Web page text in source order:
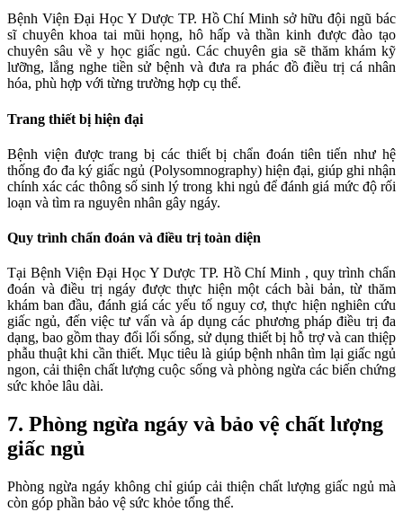
Bệnh Viện Đại Học Y Dược TP. Hồ Chí Minh sở hữu đội ngũ bác
sĩ chuyên khoa tai mũi họng, hô hấp và thần kinh được đào tạo
chuyên sâu về y học giấc ngủ. Các chuyên gia sẽ thăm khám kỹ
lưỡng, lắng nghe tiền sử bệnh và đưa ra phác đồ điều trị cá nhân
hóa, phù hợp với từng trường hợp cụ thể.
Trang thiết bị hiện đại
Bệnh viện được trang bị các thiết bị chẩn đoán tiên tiến như hệ
thống đo đa ký giấc ngủ (Polysomnography) hiện đại, giúp ghi nhận
chính xác các thông số sinh lý trong khi ngủ để đánh giá mức độ rối
loạn và tìm ra nguyên nhân gây ngáy.
Quy trình chẩn đoán và điều trị toàn diện
Tại Bệnh Viện Đại Học Y Dược TP. Hồ Chí Minh , quy trình chẩn
đoán và điều trị ngáy được thực hiện một cách bài bản, từ thăm
khám ban đầu, đánh giá các yếu tố nguy cơ, thực hiện nghiên cứu
giấc ngủ, đến việc tư vấn và áp dụng các phương pháp điều trị đa
dạng, bao gồm thay đổi lối sống, sử dụng thiết bị hỗ trợ và can thiệp
phẫu thuật khi cần thiết. Mục tiêu là giúp bệnh nhân tìm lại giấc ngủ
ngon, cải thiện chất lượng cuộc sống và phòng ngừa các biến chứng
sức khỏe lâu dài.
7. Phòng ngừa ngáy và bảo vệ chất lượng
giấc ngủ
Phòng ngừa ngáy không chỉ giúp cải thiện chất lượng giấc ngủ mà
còn góp phần bảo vệ sức khỏe tổng thể.